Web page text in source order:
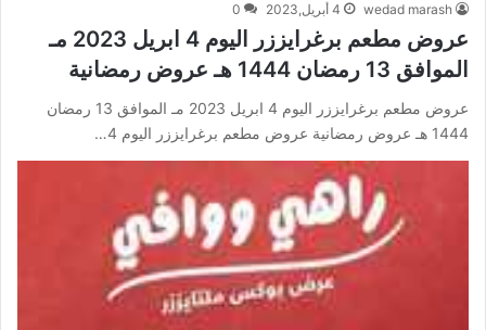
wedad marash 4 أبريل,2023 0
عروض مطعم برغرايززر اليوم 4 ابريل 2023 مـ
الموافق 13 رمضان 1444 هـ عروض رمضانية
عروض مطعم برغرايززر اليوم 4 ابريل 2023 مـ الموافق 13 رمضان
1444 هـ عروض رمضانية عروض مطعم برغرايززر اليوم 4…